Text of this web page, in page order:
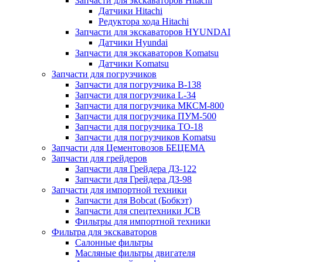
Датчики Hitachi
Редуктора хода Hitachi
Запчасти для экскаваторов HYUNDAI
Датчики Hyundai
Запчасти для экскаваторов Komatsu
Датчики Komatsu
Запчасти для погрузчиков
Запчасти для погрузчика B-138
Запчасти для погрузчика L-34
Запчасти для погрузчика МКСМ-800
Запчасти для погрузчика ПУМ-500
Запчасти для погрузчика ТО-18
Запчасти для погрузчиков Komatsu
Запчасти для Цементовозов БЕЦЕМА
Запчасти для грейдеров
Запчасти для Грейдера ДЗ-122
Запчасти для Грейдера ДЗ-98
Запчасти для импортной техники
Запчасти для Bobcat (Бобкэт)
Запчасти для спецтехники JCB
Фильтры для импортной техники
Фильтра для экскаваторов
Салонные фильтры
Масляные фильтры двигателя